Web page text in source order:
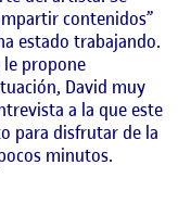
contenidos”
estado trabajando.
propone
David muy
a la que este
para disfrutar de la
minutos.